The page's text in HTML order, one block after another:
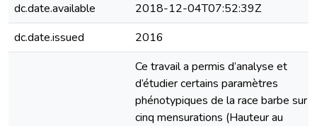
dc.date.available
2018-12-04T07:52:39Z
dc.date.issued
2016
Ce travail a permis d’analyse et
d’étudier certains paramètres
phénotypiques de la race barbe sur
cinq mensurations (Hauteur au